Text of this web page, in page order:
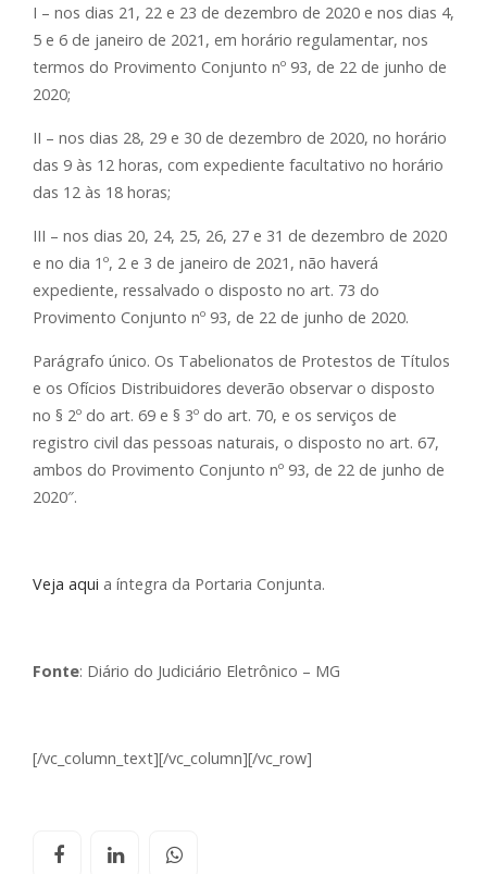
I – nos dias 21, 22 e 23 de dezembro de 2020 e nos dias 4,
5 e 6 de janeiro de 2021, em horário regulamentar, nos
termos do Provimento Conjunto nº 93, de 22 de junho de
2020;
II – nos dias 28, 29 e 30 de dezembro de 2020, no horário
das 9 às 12 horas, com expediente facultativo no horário
das 12 às 18 horas;
III – nos dias 20, 24, 25, 26, 27 e 31 de dezembro de 2020
e no dia 1º, 2 e 3 de janeiro de 2021, não haverá
expediente, ressalvado o disposto no art. 73 do
Provimento Conjunto nº 93, de 22 de junho de 2020.
Parágrafo único. Os Tabelionatos de Protestos de Títulos
e os Ofícios Distribuidores deverão observar o disposto
no § 2º do art. 69 e § 3º do art. 70, e os serviços de
registro civil das pessoas naturais, o disposto no art. 67,
ambos do Provimento Conjunto nº 93, de 22 de junho de
2020″.
Veja aqui a íntegra da Portaria Conjunta.
Fonte: Diário do Judiciário Eletrônico – MG
[/vc_column_text][/vc_column][/vc_row]